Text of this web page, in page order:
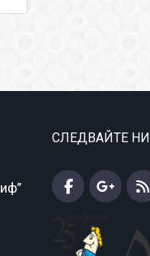
СЛЕДВАЙТЕ НИ